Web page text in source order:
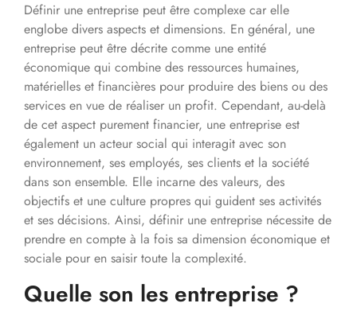
Définir une entreprise peut être complexe car elle
englobe divers aspects et dimensions. En général, une
entreprise peut être décrite comme une entité
économique qui combine des ressources humaines,
matérielles et financières pour produire des biens ou des
services en vue de réaliser un profit. Cependant, au-delà
de cet aspect purement financier, une entreprise est
également un acteur social qui interagit avec son
environnement, ses employés, ses clients et la société
dans son ensemble. Elle incarne des valeurs, des
objectifs et une culture propres qui guident ses activités
et ses décisions. Ainsi, définir une entreprise nécessite de
prendre en compte à la fois sa dimension économique et
sociale pour en saisir toute la complexité.
Quelle son les entreprise ?